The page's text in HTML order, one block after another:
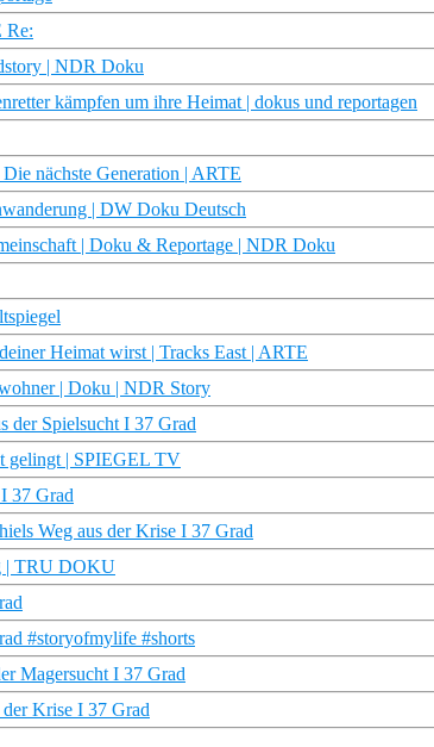
Re:
| NDR Doku
kämpfen um ihre Heimat | dokus und reportagen
nächste Generation | ARTE
| DW Doku Deutsch
| Doku & Reportage | NDR Doku
Heimat wirst | Tracks East | ARTE
| Doku | NDR Story
der Spielsucht I 37 Grad
gelingt | SPIEGEL TV
37 Grad
Weg aus der Krise I 37 Grad
| TRU DOKU
#storyofmylife #shorts
Magersucht I 37 Grad
Krise I 37 Grad